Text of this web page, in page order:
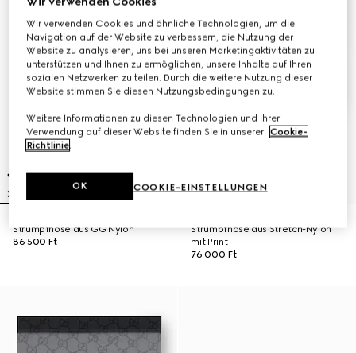
Strumpfhose aus GG Nylon
86 500 Ft
Strumpfhose aus Stretch-Nylon
mit Print
76 000 Ft
Wir verwenden Cookies und ähnliche Technologien, um die
Navigation auf der Website zu verbessern, die Nutzung der
Website zu analysieren, uns bei unseren Marketingaktivitäten zu
unterstützen und Ihnen zu ermöglichen, unsere Inhalte auf Ihren
sozialen Netzwerken zu teilen. Durch die weitere Nutzung dieser
Website stimmen Sie diesen Nutzungsbedingungen zu.
Weitere Informationen zu diesen Technologien und ihrer
Verwendung auf dieser Website finden Sie in unserer Cookie-
Richtlinie.
COOKIE-EINSTELLUNGEN
OK